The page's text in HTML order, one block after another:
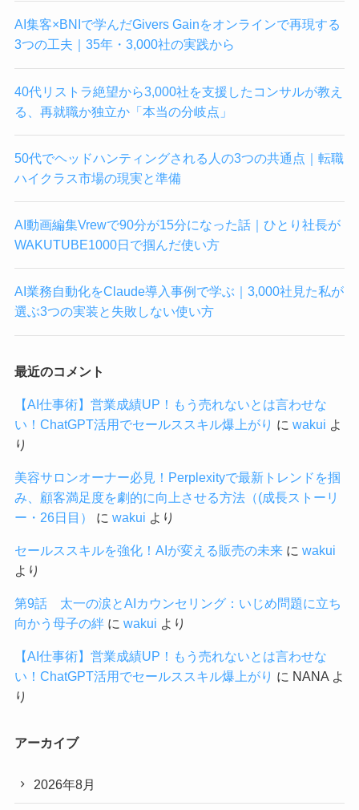
AI集客×BNIで学んだGivers Gainをオンラインで再現する
3つの工夫｜35年・3,000社の実践から
40代リストラ絶望から3,000社を支援したコンサルが教え
る、再就職か独立か「本当の分岐点」
50代でヘッドハンティングされる人の3つの共通点｜転職
ハイクラス市場の現実と準備
AI動画編集Vrewで90分が15分になった話｜ひとり社長が
WAKUTUBE1000日で掴んだ使い方
AI業務自動化をClaude導入事例で学ぶ｜3,000社見た私が
選ぶ3つの実装と失敗しない使い方
最近のコメント
【AI仕事術】営業成績UP！もう売れないとは言わせな
い！ChatGPT活用でセールススキル爆上がり に wakui よ
り
美容サロンオーナー必見！Perplexityで最新トレンドを掴
み、顧客満足度を劇的に向上させる方法（(成長ストーリ
ー・26日目）
に wakui より
セールススキルを強化！AIが変える販売の未来に wakui
より
第9話 太一の涙とAIカウンセリング：いじめ問題に立ち
向かう母子の絆に wakui より
【AI仕事術】営業成績UP！もう売れないとは言わせな
い！ChatGPT活用でセールススキル爆上がり に NANAよ
り
アーカイブ
2026年8月